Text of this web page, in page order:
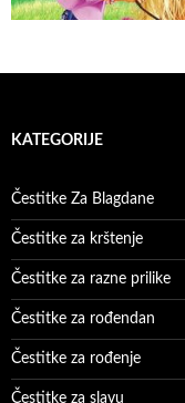
KATEGORIJE
Čestitke Za Blagdane
Čestitke za krštenje
Čestitke za razne prilike
Čestitke za rođendan
Čestitke za rođenje
Čestitke za slavu